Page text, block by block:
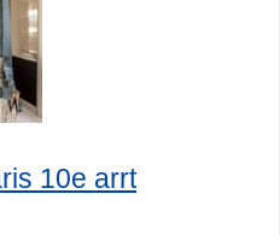
10e arrt